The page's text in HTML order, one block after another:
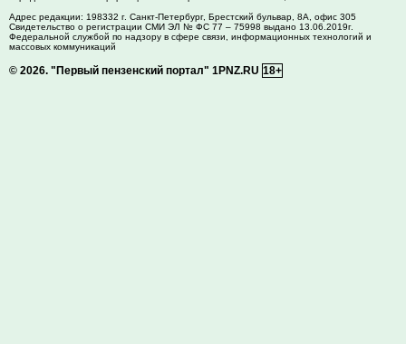
Адрес редакции: 198332 г. Санкт-Петербург, Брестский бульвар, 8А, офис 305
Свидетельство о регистрации СМИ ЭЛ № ФС 77 – 75998 выдано 13.06.2019г.
Федеральной службой по надзору в сфере связи, информационных технологий и
массовых коммуникаций
© 2026. "Первый пензенский портал" 1PNZ.RU 18+